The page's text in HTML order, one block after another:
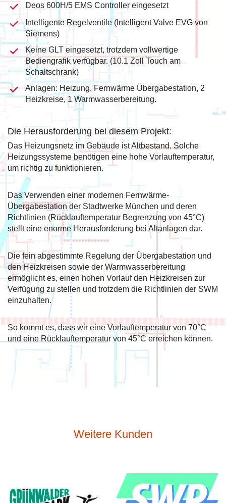
Deos 600H/5 EMS Controller eingesetzt
Intelligente Regelventile (Intelligent Valve EVG von
Siemens)
Keine GLT eingesetzt, trotzdem vollwertige
Bediengrafik verfügbar. (10.1 Zoll Touch am
Schaltschrank)
Anlagen: Heizung, Fernwärme Übergabestation, 2
Heizkreise, 1 Warmwasserbereitung.
Die Herausforderung bei diesem Projekt:
Das Heizungsnetz im Gebäude ist Altbestand. Solche
Heizungssysteme benötigen eine hohe Vorlauftemperatur,
um richtig zu funktionieren.
Das Verwenden einer modernen Fernwärme-
Übergabestation der Stadtwerke München und deren
Richtlinien (Rücklauftemperatur Begrenzung von 45°C)
stellt eine enorme Herausforderung bei Altanlagen dar.
Die fein abgestimmte Regelung der Übergabestation und
den Heizkreisen sowie der Warmwasserbereitung
ermöglicht es, einen hohen Vorlauf den Heizkreisen zur
Verfügung zu stellen und trotzdem die Richtlinien der SWM
einzuhalten.
So kommt es, dass wir eine Vorlauftemperatur von 70°C
und eine Rücklauftemperatur von 45°C erreichen können.
Weitere Kunden